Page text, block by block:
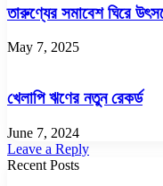
তারুণ্যের সমাবেশ ঘিরে
May 7, 2025
খেলাপি ঋণের নতুন রেকর্ড
June 7, 2024
Leave a Reply
Recent Posts